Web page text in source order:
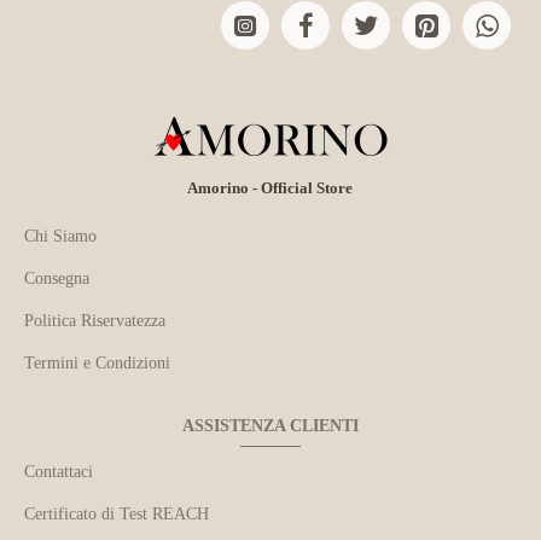
Amorino - Official Store
Chi Siamo
Consegna
Politica Riservatezza
Termini e Condizioni
ASSISTENZA CLIENTI
Contattaci
Certificato di Test REACH